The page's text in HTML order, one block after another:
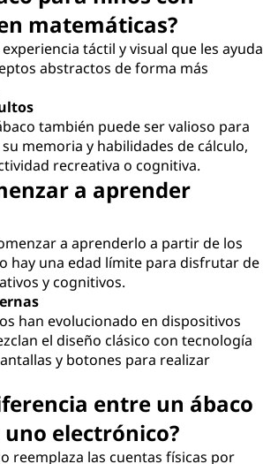
matemáticas?
táctil y visual que les ayuda
abstractos de forma más
también puede ser valioso para
memoria y habilidades de cálculo,
recreativa o cognitiva.
a aprender
a aprenderlo a partir de los
hay una edad límite para disfrutar de
y cognitivos.
han evolucionado en dispositivos
el diseño clásico con tecnología
y botones para realizar
entre un ábaco
electrónico?
reemplaza las cuentas físicas por